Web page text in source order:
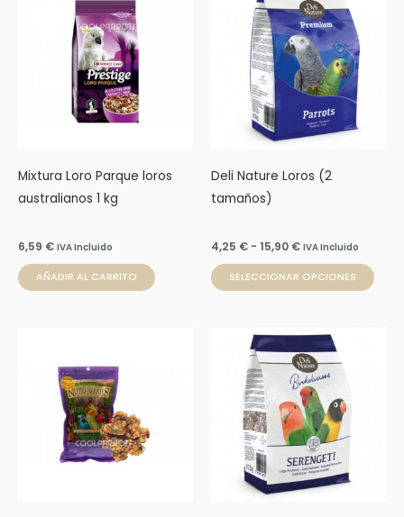
Mixtura Loro Parque loros
australianos 1 kg
6,59 € IVA Incluido
AÑADIR AL CARRITO
Deli Nature Loros (2
tamaños)
4,25 € - 15,90 €
precios:
desde
4,25 €
hasta
15,90 €
IVA Incluido
SELECCIONAR OPCIONES
de
Rango
precios:
desde
6,37 €
hasta
15,80 €